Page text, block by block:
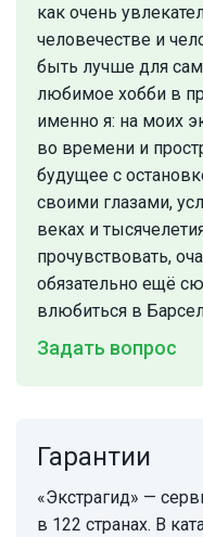
как очень
человечестве и
быть лучше для
любимое хобби в
именно я: на моих
во времени и
будущее с
своими глазами,
веках и
прочувствовать,
обязательно ещё
влюбиться в
Задать вопрос
Гарантии
«Экстрагид» —
в 122 странах. В